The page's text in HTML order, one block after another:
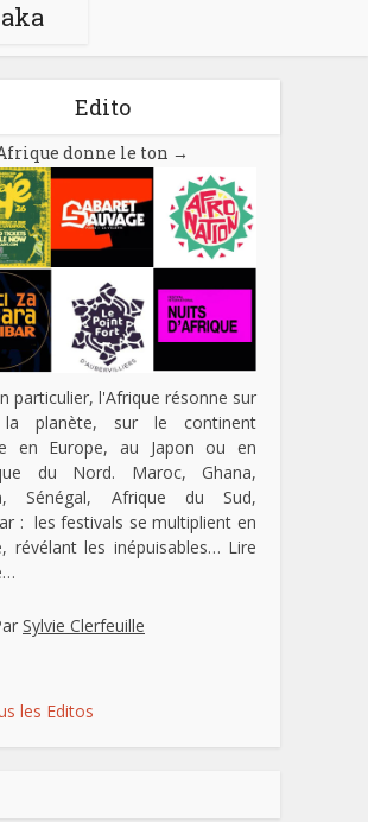
Edito
donne le ton →
particulier, l'Afrique résonne sur
planète, sur le continent
en Europe, au Japon ou en
du Nord. Maroc, Ghana,
Sénégal, Afrique du Sud,
: les festivals se multiplient en
révélant les inépuisables… Lire
Sylvie Clerfeuille
les Editos